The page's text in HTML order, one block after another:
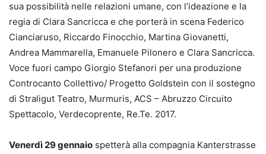
sua possibilità nelle relazioni umane, con l’ideazione e la
regia di Clara Sancricca e che porterà in scena Federico
Cianciaruso, Riccardo Finocchio, Martina Giovanetti,
Andrea Mammarella, Emanuele Pilonero e Clara Sancricca.
Voce fuori campo Giorgio Stefanori per una produzione
Controcanto Collettivo/ Progetto Goldstein con il sostegno
di Straligut Teatro, Murmuris, ACS – Abruzzo Circuito
Spettacolo, Verdecoprente, Re.Te. 2017.
Venerdì 29 gennaio spetterà alla compagnia Kanterstrasse